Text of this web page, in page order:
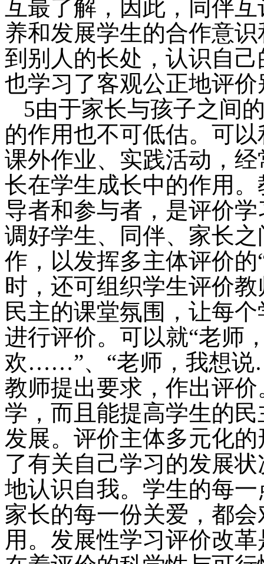
互最了解，因此，同伴
养和发展学生的合作意
到别人的长处，认识自
也学习了客观
5由于家长与孩子之间
的作用也不可低估。可
课外作业、实践活动，
长在学生成长中的作用
导者和参与者，是评价
调好学生、同伴、家长
作，以发挥多主体评价
时，还可组织学生评价
民主的课堂氛围，让每
进行评价。可以就“老师
欢……”、“老师，我想
教师提出要求，作出评
学，而且能提高学生的
发展。评价主体多元化
了有关自己学习的发展
地认识自我。学生的每
家长的每一份关爱，都
用。发展性学习评价改